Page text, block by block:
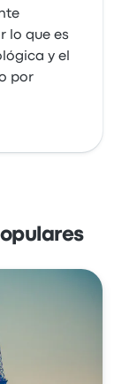
lo que es
y el
por